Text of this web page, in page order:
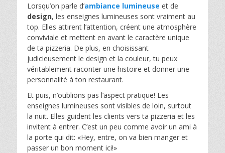
Lorsqu’on parle d’ambiance lumineuse et de
design, les enseignes lumineuses sont vraiment au
top. Elles attirent l’attention, créent une atmosphère
conviviale et mettent en avant le caractère unique
de ta pizzeria. De plus, en choisissant
judicieusement le design et la couleur, tu peux
véritablement raconter une histoire et donner une
personnalité à ton restaurant.
Et puis, n’oublions pas l’aspect pratique! Les
enseignes lumineuses sont visibles de loin, surtout
la nuit. Elles guident les clients vers ta pizzeria et les
invitent à entrer. C’est un peu comme avoir un ami à
la porte qui dit: «Hey, entre, on va bien manger et
passer un bon moment ici!»